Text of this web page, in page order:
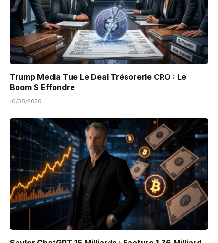
Trump Media Tue Le Deal Trésorerie CRO : Le
Boom S Effondre
10/08/2026